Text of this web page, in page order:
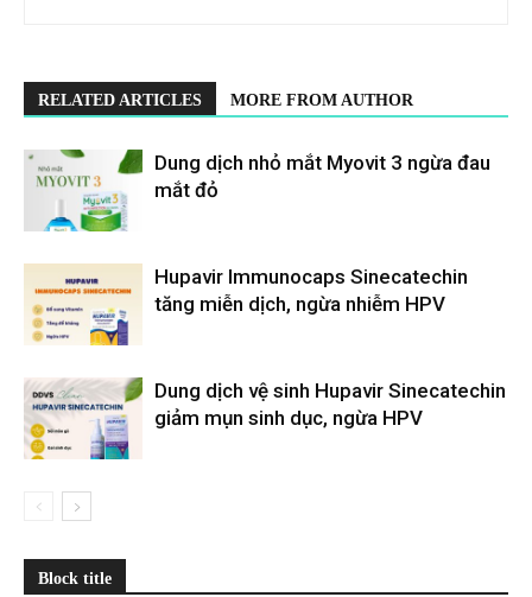
RELATED ARTICLES MORE FROM AUTHOR
Dung dịch nhỏ mắt Myovit 3 ngừa đau
mắt đỏ
Hupavir Immunocaps Sinecatechin
tăng miễn dịch, ngừa nhiễm HPV
Dung dịch vệ sinh Hupavir Sinecatechin
giảm mụn sinh dục, ngừa HPV
Block title